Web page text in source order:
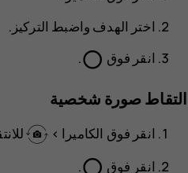
اختر الهدف واضبط التركيز.
انقر فوق panorama_fish_eye
.
التقاط صورة شخصية
انقر فوق الكاميرا >
انقر فوق panorama_fish_eye
.